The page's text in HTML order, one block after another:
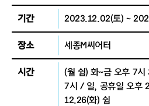
기간 2023.12.02(토) ~
장소 세종M씨어터
시간
(월 쉼) 화~금 오후 7
7시 / 일, 공휴일 오후
12.26(화) 쉼